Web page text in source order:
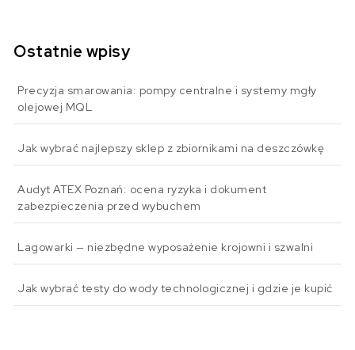
Ostatnie wpisy
Precyzja smarowania: pompy centralne i systemy mgły
olejowej MQL
Jak wybrać najlepszy sklep z zbiornikami na deszczówkę
Audyt ATEX Poznań: ocena ryzyka i dokument
zabezpieczenia przed wybuchem
Lagowarki — niezbędne wyposażenie krojowni i szwalni
Jak wybrać testy do wody technologicznej i gdzie je kupić